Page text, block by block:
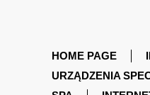
HOME PAGE
URZĄDZENIA